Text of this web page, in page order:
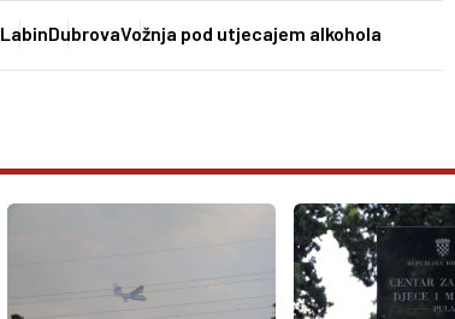
LabinDubrovaVožnja pod utjecajem alkohola